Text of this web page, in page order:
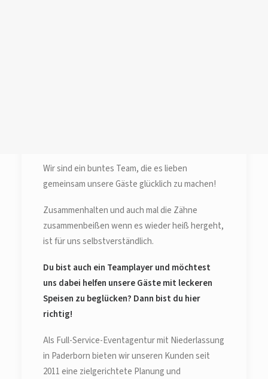
Wir sind ein buntes Team, die es lieben
gemeinsam unsere Gäste glücklich zu machen!
Zusammenhalten und auch mal die Zähne
zusammenbeißen wenn es wieder heiß hergeht,
ist für uns selbstverständlich.
Du bist auch ein Teamplayer und möchtest
uns dabei helfen unsere Gäste mit leckeren
Speisen zu beglücken? Dann bist du hier
richtig!
Als Full-Service-Eventagentur mit Niederlassung
in Paderborn bieten wir unseren Kunden seit
2011 eine zielgerichtete Planung und